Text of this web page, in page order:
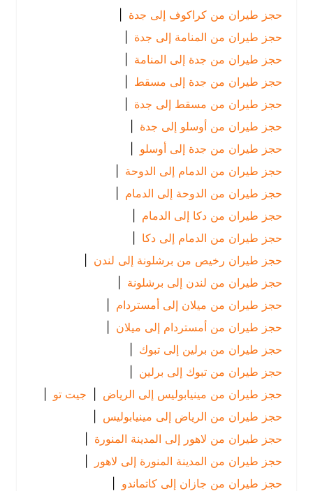
حجز طيران من كراكوف إلى جدة
حجز طيران من المنامة إلى جدة
حجز طيران من جدة إلى المنامة |
حجز طيران من جدة إلى مسقط |
حجز طيران من مسقط إلى جدة
حجز طيران من أوسلو إلى جدة
حجز طيران من جدة إلى أوسلو
|
حجز طيران من الدمام إلى الدوحة |
حجز طيران من الدوحة إلى الدمام
|
حجز طيران من دكا إلى الدمام
|
حجز طيران من الدمام إلى دكا |
حجز طيران رخيص من برشلونة إلى لندن
|
حجز طيران من لندن إلى برشلونة
|
حجز طيران من ميلان إلى أمستردام |
حجز طيران من أمستردام إلى ميلان |
حجز طيران من برلين إلى تبوك
|
حجز طيران من تبوك إلى برلين |
حجز طيران من مينيابوليس إلى الرياض
| جيت تو |
حجز طيران من الرياض إلى مينيابوليس |
حجز طيران من لاهور إلى المدينة المنورة |
حجز طيران من المدينة المنورة إلى لاهور |
حجز طيران من جازان إلى كاتماندو |